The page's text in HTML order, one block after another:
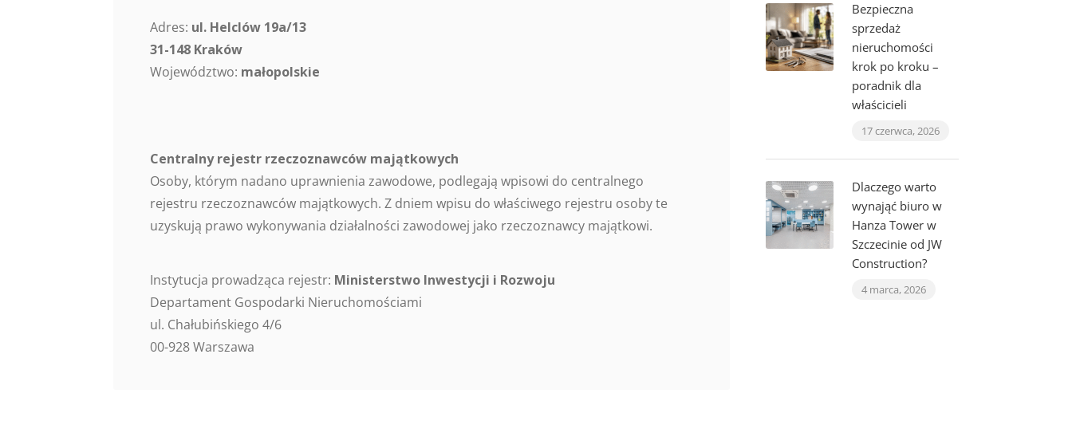
Adres: ul. Helclów 19a/13
31-148 Kraków
Województwo: małopolskie
Centralny rejestr rzeczoznawców majątkowych
Osoby, którym nadano uprawnienia zawodowe, podlegają wpisowi do centralnego
rejestru rzeczoznawców majątkowych. Z dniem wpisu do właściwego rejestru osoby te
uzyskują prawo wykonywania działalności zawodowej jako rzeczoznawcy majątkowi.
Instytucja prowadząca rejestr: Ministerstwo Inwestycji i Rozwoju
Departament Gospodarki Nieruchomościami
ul. Chałubińskiego 4/6
00-928 Warszawa
Bezpieczna
sprzedaż
nieruchomości
krok po kroku –
poradnik dla
właścicieli
17 czerwca, 2026
Dlaczego warto
wynająć biuro w
Hanza Tower w
Szczecinie od JW
Construction?
4 marca, 2026